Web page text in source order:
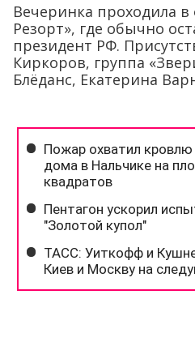
Вечеринка проходила в
Резорт», где обычно
президент РФ.
Киркоров, группа
Блёданс, Екатерина